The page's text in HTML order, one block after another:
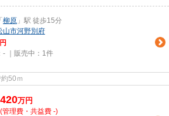
「 柳原 」駅 徒歩15分
山市河野別府
｜販売中： 1件
50ｍ
420万円
(管理費・共益費 -)